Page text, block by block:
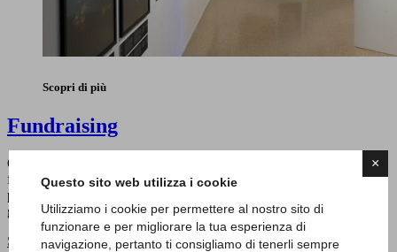
×
Questo sito web utilizza i cookie
Utilizziamo i cookie per permettere al nostro sito di
funzionare e per migliorare la tua esperienza di
navigazione, pertanto ti consigliamo di tenerli sempre
Scopri di più
Fundraising
Questo servizio non si individua semplicemente nella ricerca di
fondi e sponsorizzazioni ma opera con l'obbiettivo di sviluppare
piani di marketing ad hoc per ottimizzare la visibilità dei partner e
garantire la fattibilità dei progetti.
Scopri tutti i servizi